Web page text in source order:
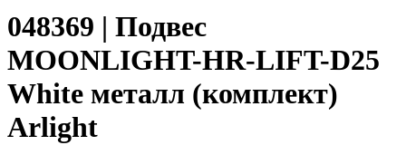
048369 | Подвес
MOONLIGHT-HR-LIFT-D25
White металл (комплект)
Arlight